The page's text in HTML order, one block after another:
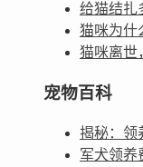
给猫结扎
猫咪为什
猫咪离世
宠物百科
揭秘：领
军犬领养